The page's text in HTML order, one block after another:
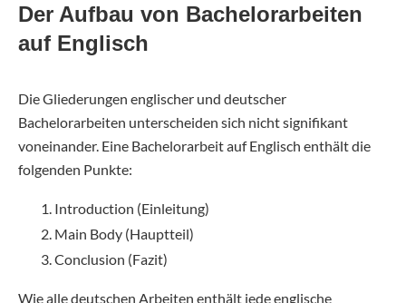
Der Aufbau von Bachelorarbeiten
auf Englisch
Die Gliederungen englischer und deutscher
Bachelorarbeiten unterscheiden sich nicht signifikant
voneinander. Eine Bachelorarbeit auf Englisch enthält die
folgenden Punkte:
Introduction (Einleitung)
Main Body (Hauptteil)
Conclusion (Fazit)
Wie alle deutschen Arbeiten enthält jede englische